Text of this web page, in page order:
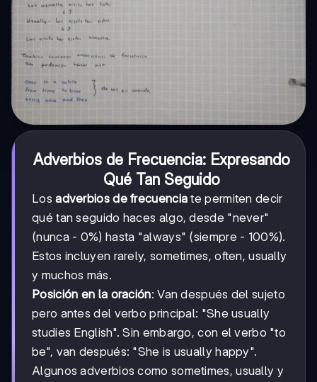
Adverbios de Frecuencia: Expresando
Qué Tan Seguido
Losadverbios de frecuencia te permiten decir
qué tan seguido haces algo, desde "never"
(nunca - 0%) hasta "always" (siempre - 100%).
Estos incluyen rarely, sometimes, often, usually
y muchos más.
Posición en la oración: Van después del sujeto
pero antes del verbo principal: "She usually
studies English". Sin embargo, con el verbo "to
be", van después: "She is usually happy".
Algunos adverbios como sometimes, usually y